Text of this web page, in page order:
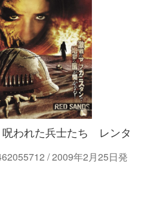
われた兵士たち レンタ
/ 2009年2月25日発